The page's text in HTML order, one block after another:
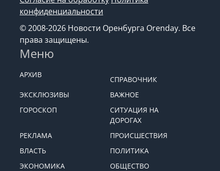
конфиденциальности
© 2008-2026 Новости Оренбурга Orenday. Все
права защищены.
Меню
АРХИВ
СПРАВОЧНИК
ЭКСКЛЮЗИВЫ
ВАЖНОЕ
ГОРОСКОП
СИТУАЦИЯ НА
ДОРОГАХ
РЕКЛАМА
ПРОИСШЕСТВИЯ
ВЛАСТЬ
ПОЛИТИКА
ЭКОНОМИКА
ОБЩЕСТВО